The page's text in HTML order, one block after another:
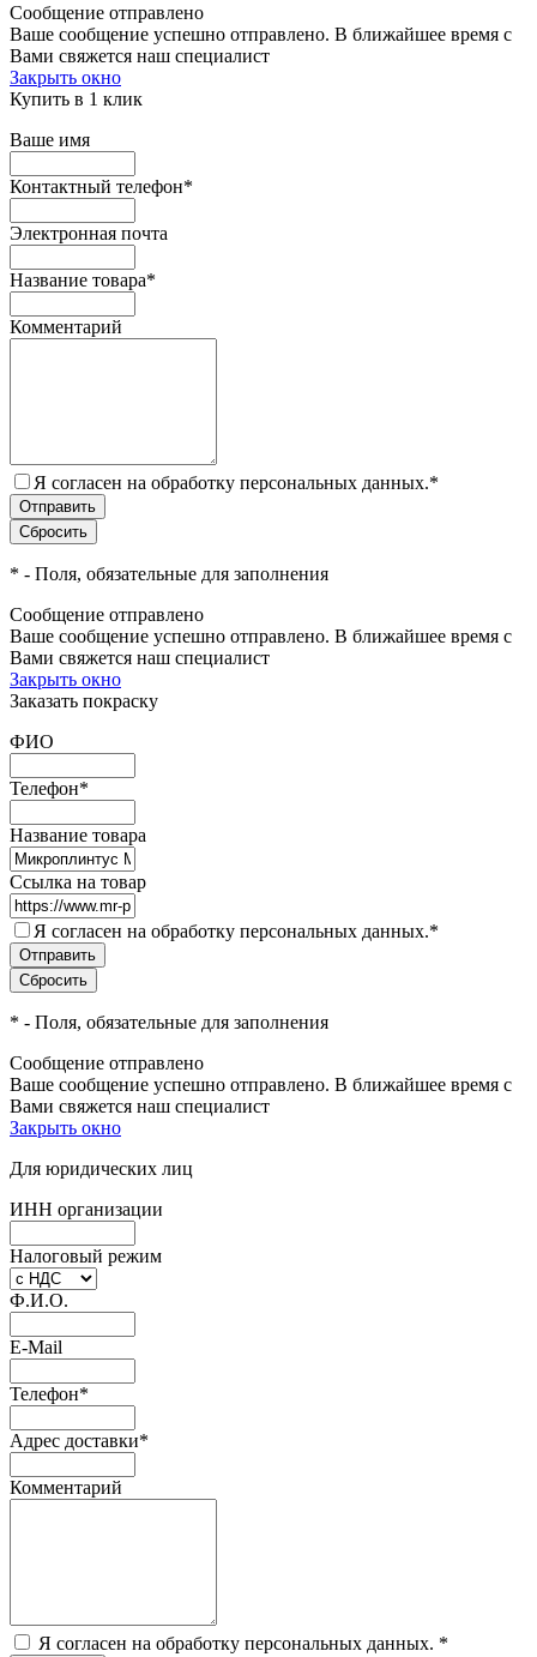
Сообщение отправлено
Ваше сообщение успешно отправлено. В ближайшее время с
Вами свяжется наш специалист
Закрыть окно
Купить в 1 клик
Ваше имя
Контактный телефон*
Электронная почта
Название товара*
Комментарий
Я согласен на обработку персональных данных.*
* - Поля, обязательные для заполнения
Сообщение отправлено
Ваше сообщение успешно отправлено. В ближайшее время с
Вами свяжется наш специалист
Закрыть окно
Заказать покраску
ФИО
Телефон*
Название товара
Ссылка на товар
Я согласен на обработку персональных данных.*
* - Поля, обязательные для заполнения
Сообщение отправлено
Ваше сообщение успешно отправлено. В ближайшее время с
Вами свяжется наш специалист
Закрыть окно
Для юридических лиц
ИНН организации
Налоговый режим
Ф.И.О.
E-Mail
Телефон*
Адрес доставки*
Комментарий
Я согласен на обработку персональных данных. *